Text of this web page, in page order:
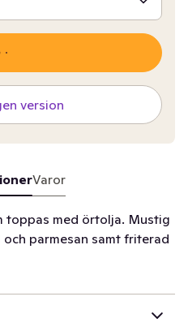
version
Varor
toppas med örtolja. Mustig
parmesan samt friterad